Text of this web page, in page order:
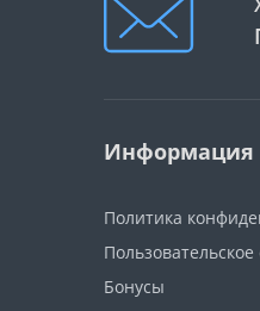
Информация
Политика
Бонусы